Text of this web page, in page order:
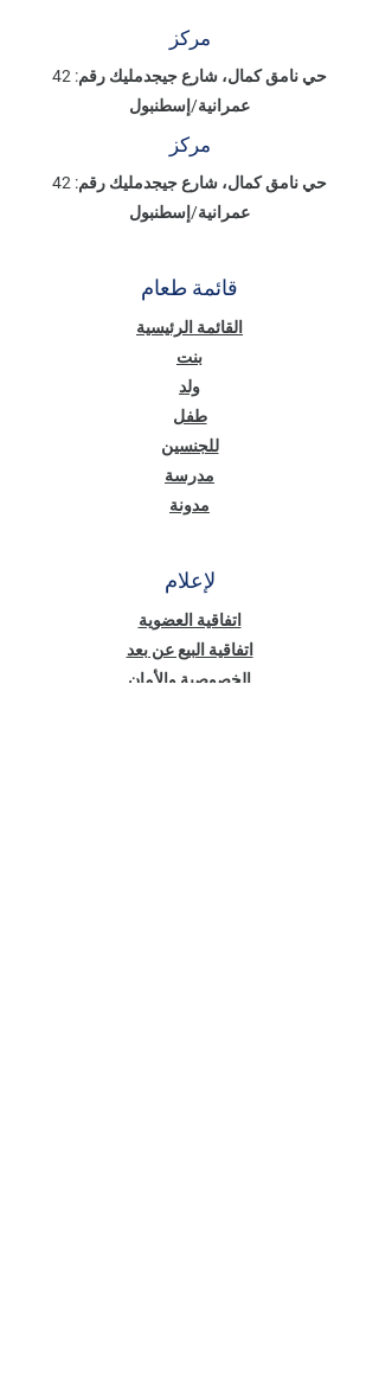
مركز
حي نامق كمال، شارع جيجدمليك رقم: 42
عمرانية/إسطنبول
مركز
حي نامق كمال، شارع جيجدمليك رقم: 42
عمرانية/إسطنبول
قائمة طعام
القائمة الرئيسية
بنت
ولد
طفل
للجنسين
مدرسة
مدونة
لإعلام
اتفاقية العضوية
اتفاقية البيع عن بعد
الخصوصية والأمان